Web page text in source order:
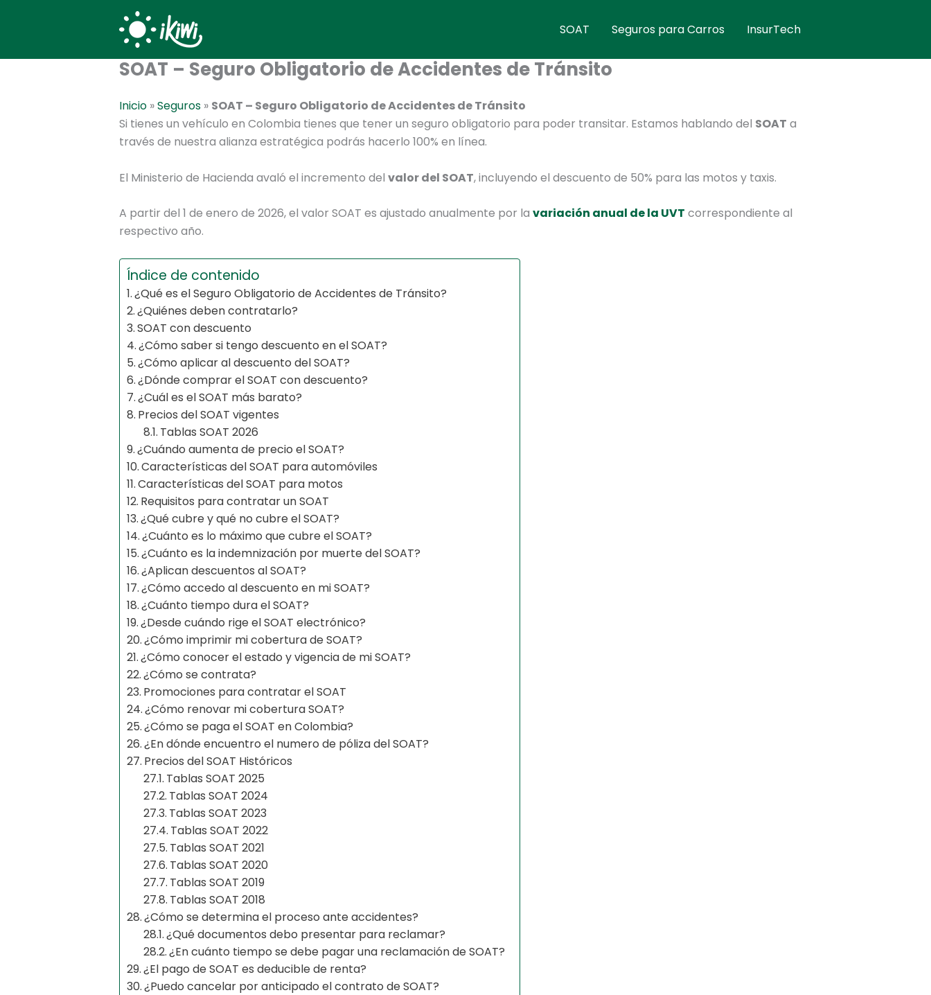
SOAT Seguros para Carros InsurTech
SOAT – Seguro Obligatorio de Accidentes de Tránsito
Inicio »Seguros » SOAT – Seguro Obligatorio de Accidentes de Tránsito
Si tienes un vehículo en Colombia tienes que tener un seguro obligatorio para poder transitar. Estamos hablando del SOAT a
través de nuestra alianza estratégica podrás hacerlo 100% en línea.
El Ministerio de Hacienda avaló el incremento del valor del SOAT, incluyendo el descuento de 50% para las motos y taxis.
A partir del 1 de enero de 2026, el valor SOAT es ajustado anualmente por la variación anual de la UVT correspondiente al
respectivo año.
Índice de contenido
¿Qué es el Seguro Obligatorio de Accidentes de Tránsito?
¿Quiénes deben contratarlo?
SOAT con descuento
¿Cómo saber si tengo descuento en el SOAT?
¿Cómo aplicar al descuento del SOAT?
¿Dónde comprar el SOAT con descuento?
¿Cuál es el SOAT más barato?
Precios del SOAT vigentes
Tablas SOAT 2026
¿Cuándo aumenta de precio el SOAT?
Características del SOAT para automóviles
Características del SOAT para motos
Requisitos para contratar un SOAT
¿Qué cubre y qué no cubre el SOAT?
¿Cuánto es lo máximo que cubre el SOAT?
¿Cuánto es la indemnización por muerte del SOAT?
¿Aplican descuentos al SOAT?
¿Cómo accedo al descuento en mi SOAT?
¿Cuánto tiempo dura el SOAT?
¿Desde cuándo rige el SOAT electrónico?
¿Cómo imprimir mi cobertura de SOAT?
¿Cómo conocer el estado y vigencia de mi SOAT?
¿Cómo se contrata?
Promociones para contratar el SOAT
¿Cómo renovar mi cobertura SOAT?
¿Cómo se paga el SOAT en Colombia?
¿En dónde encuentro el numero de póliza del SOAT?
Precios del SOAT Históricos
Tablas SOAT 2025
Tablas SOAT 2024
Tablas SOAT 2023
Tablas SOAT 2022
Tablas SOAT 2021
Tablas SOAT 2020
Tablas SOAT 2019
Tablas SOAT 2018
¿Cómo se determina el proceso ante accidentes?
¿Qué documentos debo presentar para reclamar?
¿En cuánto tiempo se debe pagar una reclamación de SOAT?
¿El pago de SOAT es deducible de renta?
¿Puedo cancelar por anticipado el contrato de SOAT?